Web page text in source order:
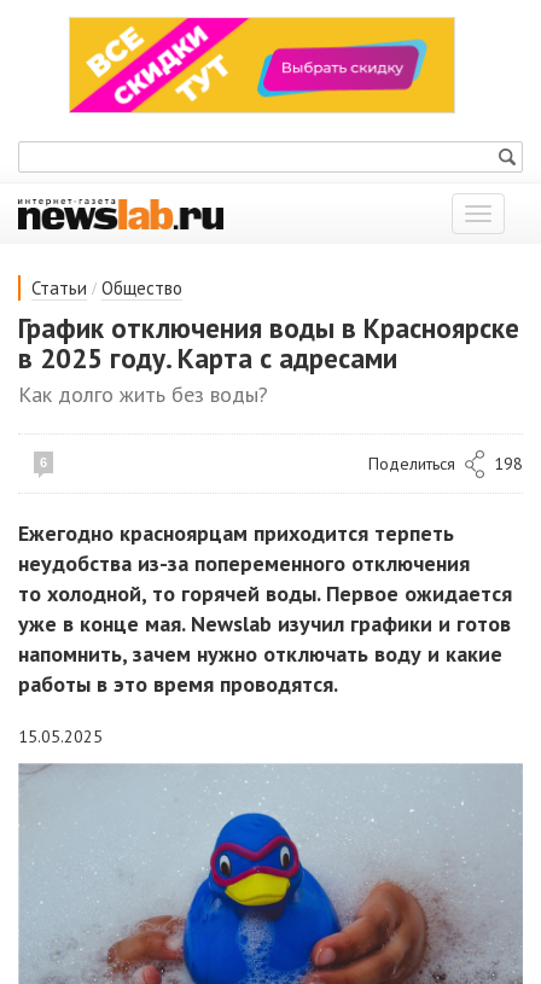
Показать
меню
Статьи / Общество
График отключения воды в Красноярске
в 2025 году. Карта с адресами
Как долго жить без воды?
6 Поделиться 198
Ежегодно красноярцам приходится терпеть
неудобства из-за попеременного отключения
то холодной, то горячей воды. Первое ожидается
уже в конце мая. Newslab изучил графики и готов
напомнить, зачем нужно отключать воду и какие
работы в это время проводятся.
15.05.2025